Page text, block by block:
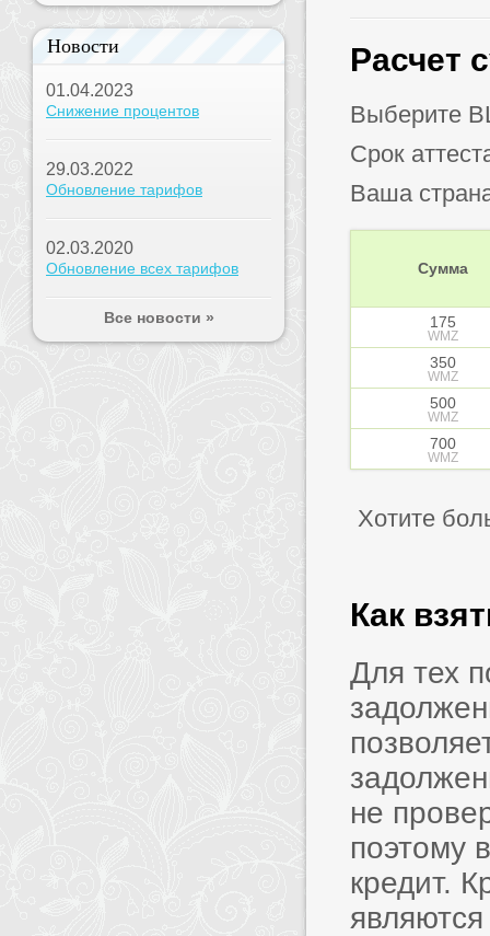
Новости
01.04.2023
Снижение процентов
29.03.2022
Обновление тарифов
02.03.2020
Обновление всех тарифов
Все новости »
Расчет
Выберите
Срок
Ваша
Сумма
175
WMZ
350
WMZ
500
WMZ
700
WMZ
Хотите
Как
Для тех
не
поэтому
кредит.